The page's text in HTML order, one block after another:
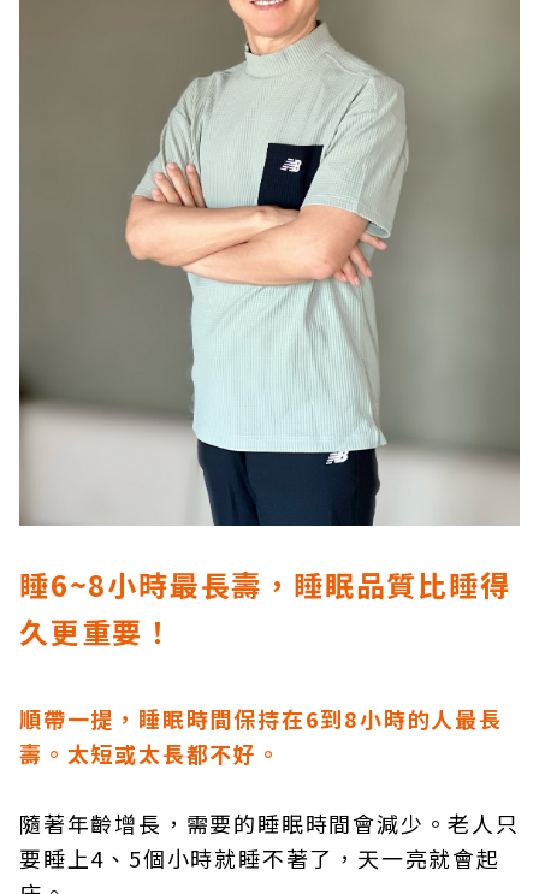
睡6~8小時最長壽，睡眠品質比睡得
久更重要！
順帶一提，睡眠時間保持在6到8小時的人最長
壽。太短或太長都不好。
隨著年齡增長，需要的睡眠時間會減少。老人只
要睡上4、5個小時就睡不著了，天一亮就會起